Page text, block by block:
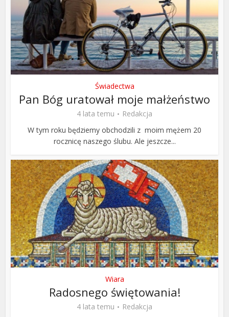
Świadectwa
Pan Bóg uratował moje małżeństwo
4 lata temu
Redakcja
W tym roku będziemy obchodzili z moim mężem 20
rocznicę naszego ślubu. Ale jeszcze...
Wiara
Radosnego świętowania!
4 lata temu
Redakcja